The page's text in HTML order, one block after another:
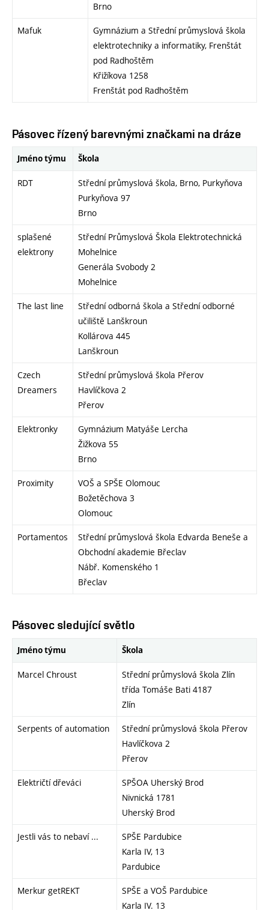
Brno
Mafuk
Gymnázium a Střední průmyslová škola
elektrotechniky a informatiky, Frenštát
pod Radhoštěm
Křižíkova 1258
Frenštát pod Radhoštěm
Pásovec řízený barevnými značkami na dráze
Jméno týmu Škola
RDT
Střední průmyslová škola, Brno, Purkyňova
Purkyňova 97
Brno
splašené
elektrony
Střední Průmyslová Škola Elektrotechnická
Mohelnice
Generála Svobody 2
Mohelnice
The last line
Střední odborná škola a Střední odborné
učiliště Lanškroun
Kollárova 445
Lanškroun
Czech
Dreamers
Střední průmyslová škola Přerov
Havlíčkova 2
Přerov
Elektronky
Gymnázium Matyáše Lercha
Žižkova 55
Brno
Proximity
VOŠ a SPŠE Olomouc
Božetěchova 3
Olomouc
Portamentos
Střední průmyslová škola Edvarda Beneše a
Obchodní akademie Břeclav
Nábř. Komenského 1
Břeclav
Pásovec sledující světlo
Jméno týmu Škola
Marcel Chroust
Střední průmyslová škola Zlín
třída Tomáše Bati 4187
Zlín
Serpents of automation
Střední průmyslová škola Přerov
Havlíčkova 2
Přerov
Električtí dřeváci
SPŠOA Uherský Brod
Nivnická 1781
Uherský Brod
Jestli vás to nebaví ...
SPŠE Pardubice
Karla IV, 13
Pardubice
Merkur getREKT
SPŠE a VOŠ Pardubice
Karla IV. 13